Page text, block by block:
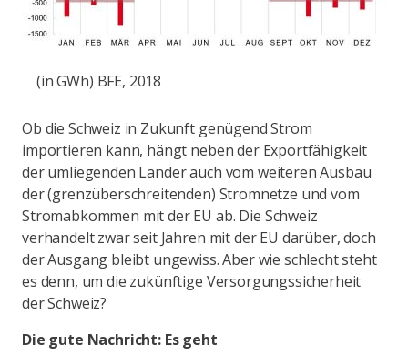
(in GWh) BFE, 2018
Ob die Schweiz in Zukunft genügend Strom
importieren kann, hängt neben der Exportfähigkeit
der umliegenden Länder auch vom weiteren Ausbau
der (grenzüberschreitenden) Stromnetze und vom
Stromabkommen mit der EU ab. Die Schweiz
verhandelt zwar seit Jahren mit der EU darüber, doch
der Ausgang bleibt ungewiss. Aber wie schlecht steht
es denn, um die zukünftige Versorgungssicherheit
der Schweiz?
Die gute Nachricht: Es geht